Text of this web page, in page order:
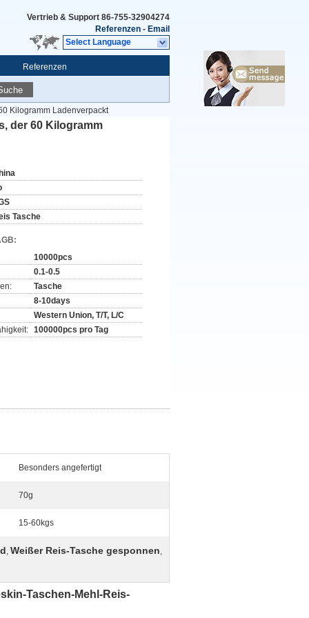
Vertrieb & Support 86-755-32904274
Referenzen - Email
Select Language
Referenzen
Kilogramm Ladenverpackt
der 60 Kilogramm
Tasche
10000pcs
0.1-0.5
Tasche
8-10days
Western Union, T/T, L/C
100000pcs pro Tag
Besonders angefertigt
70g
15-60kgs
, Weißer Reis-Tasche gesponnen,
Taschen-Mehl-Reis-